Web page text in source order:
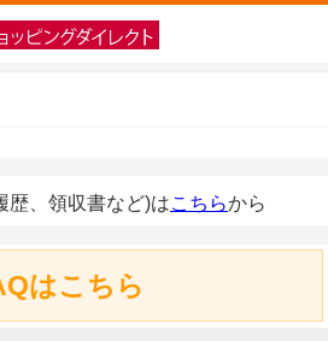
歴、領収書など)はこちらから
はこちら